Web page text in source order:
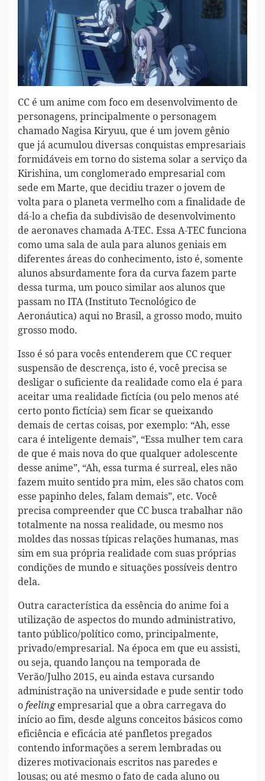
CC é um anime com foco em desenvolvimento de
personagens, principalmente o personagem
chamado Nagisa Kiryuu, que é um jovem gênio
que já acumulou diversas conquistas empresariais
formidáveis em torno do sistema solar a serviço da
Kirishina, um conglomerado empresarial com
sede em Marte, que decidiu trazer o jovem de
volta para o planeta vermelho com a finalidade de
dá-lo a chefia da subdivisão de desenvolvimento
de aeronaves chamada A-TEC. Essa A-TEC funciona
como uma sala de aula para alunos geniais em
diferentes áreas do conhecimento, isto é, somente
alunos absurdamente fora da curva fazem parte
dessa turma, um pouco similar aos alunos que
passam no ITA (Instituto Tecnológico de
Aeronáutica) aqui no Brasil, a grosso modo, muito
grosso modo.
Isso é só para vocês entenderem que CC requer
suspensão de descrença, isto é, você precisa se
desligar o suficiente da realidade como ela é para
aceitar uma realidade fictícia (ou pelo menos até
certo ponto fictícia) sem ficar se queixando
demais de certas coisas, por exemplo: “Ah, esse
cara é inteligente demais”, “Essa mulher tem cara
de que é mais nova do que qualquer adolescente
desse anime”, “Ah, essa turma é surreal, eles não
fazem muito sentido pra mim, eles são chatos com
esse papinho deles, falam demais”, etc. Você
precisa compreender que CC busca trabalhar não
totalmente na nossa realidade, ou mesmo nos
moldes das nossas típicas relações humanas, mas
sim em sua própria realidade com suas próprias
condições de mundo e situações possíveis dentro
dela.
Outra característica da essência do anime foi a
utilização de aspectos do mundo administrativo,
tanto público/político como, principalmente,
privado/empresarial. Na época em que eu assisti,
ou seja, quando lançou na temporada de
Verão/Julho 2015, eu ainda estava cursando
administração na universidade e pude sentir todo
o feelingempresarial que a obra carregava do
início ao fim, desde alguns conceitos básicos como
eficiência e eficácia até panfletos pregados
contendo informações a serem lembradas ou
dizeres motivacionais escritos nas paredes e
lousas; ou até mesmo o fato de cada aluno ou